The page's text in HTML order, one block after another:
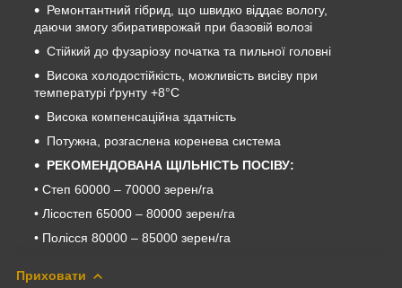
Ремонтантний гібрид, що швидко віддає вологу,
даючи змогу збиративрожай при базовій волозі
Стійкий до фузаріозу початка та пильної головні
Висока холодостійкість, можливість висіву при
температурі ґрунту +8°С
Висока компенсаційна здатність
Потужна, розгаслена коренева система
РЕКОМЕНДОВАНА ЩІЛЬНІСТЬ ПОСІВУ:
• Степ 60000 – 70000 зерен/га
• Лісостеп 65000 – 80000 зерен/га
• Полісся 80000 – 85000 зерен/га
Приховати